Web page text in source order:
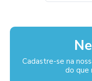
Cadastre-se na
do que